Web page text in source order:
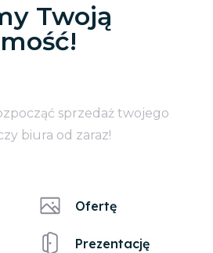
Twoją
sprzedaż twojego
biura od zaraz!
Ofertę
Prezentację